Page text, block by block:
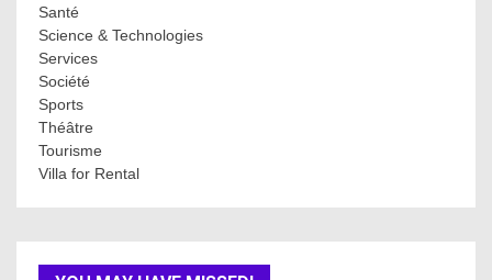
Santé
Science & Technologies
Services
Société
Sports
Théâtre
Tourisme
Villa for Rental